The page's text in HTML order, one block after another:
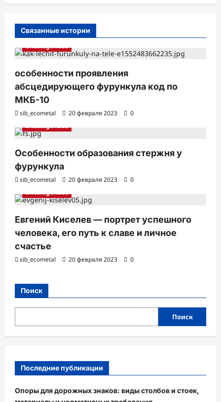
и
Связанные истории
Uncategorised
особенности проявления
абсцедирующего фурункула код по
МКБ-10
sib_ecometal 20 февраля 2023
0
Uncategorised
Особенности образования стержня у
фурункула
sib_ecometal 20 февраля 2023
0
Uncategorised
Евгений Киселев — портрет успешного
человека, его путь к славе и личное
счастье
sib_ecometal 20 февраля 2023 0
Поиск
Поиск
Последние публикации
Опоры для дорожных знаков: виды столбов и стоек,